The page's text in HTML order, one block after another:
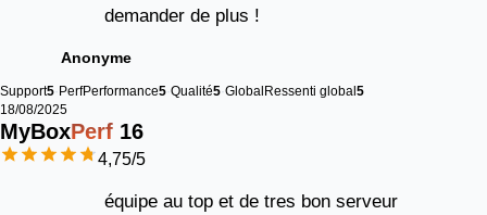
demander de plus !
Anonyme
Support5 PerfPerformance5 Qualité5 Global Ressenti global 5
18/08/2025
MyBoxPerf 16
4,75/5
équipe au top et de tres bon serveur